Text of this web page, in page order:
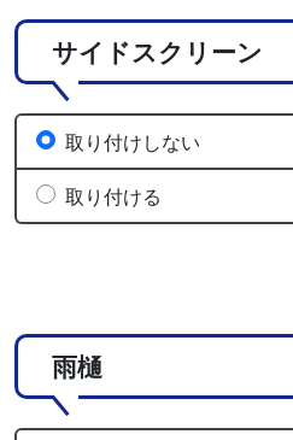
サイドスクリーン
取り付けしない
取り付ける
雨樋